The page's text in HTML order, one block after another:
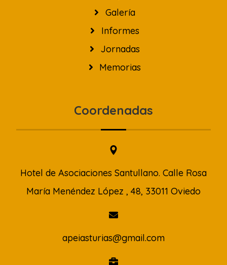
Galería
Informes
Jornadas
Memorias
Coordenadas
Hotel de Asociaciones Santullano. Calle Rosa
María Menéndez López , 48, 33011 Oviedo
apeiasturias@gmail.com